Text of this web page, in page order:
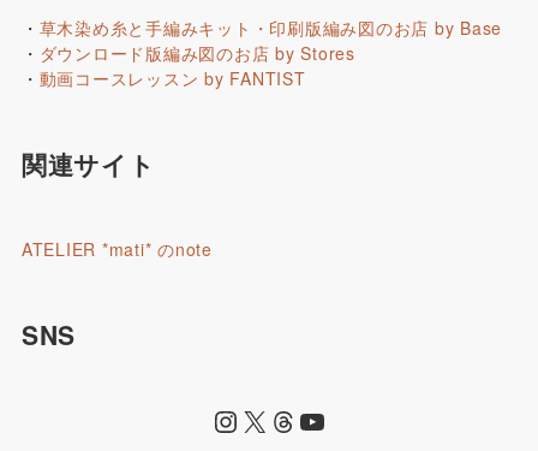
・ 草木染め糸と手編みキット・印刷版編み図のお店 by Base
・ ダウンロード版編み図のお店 by Stores
・ 動画コースレッスン by FANTIST
関連サイト
ATELIER *mati* のnote
SNS